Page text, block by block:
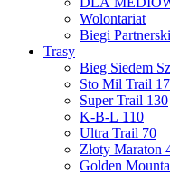
Wolontariat
Biegi
Trasy
Bieg Siedem
Sto Mil Trail
Super Trail 130
K-B-L 110
Ultra Trail 70
Złoty Maraton
Golden